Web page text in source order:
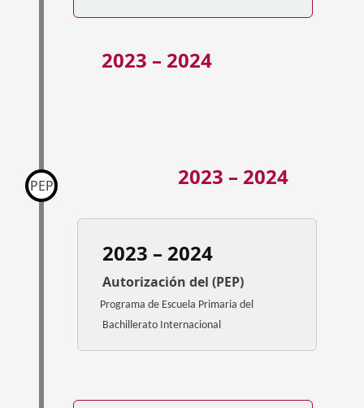
2023 – 2024
2023 – 2024
PEP
2023 – 2024
Autorización del (PEP)
Programa de Escuela Primaria del
Bachillerato Internacional